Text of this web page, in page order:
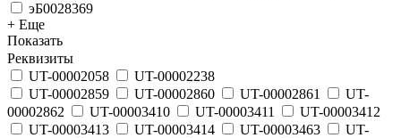
эБ0028369
+ Еще
Показать
Реквизиты
UT-00002058
UT-00002238
UT-00002859
UT-00002860 UT-00002861
UT-
00002862
UT-00003410 UT-00003411
UT-00003412
UT-00003413
UT-00003414 UT-00003463
UT-